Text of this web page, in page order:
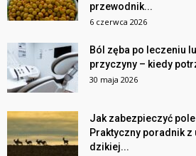
przewodnik...
6 czerwca 2026
Ból zęba po leczeniu
przyczyny – kiedy
30 maja 2026
Jak zabezpieczyć
Praktyczny poradnik
dzikiej...